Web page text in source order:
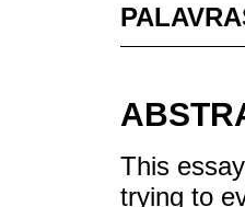
This
trying to